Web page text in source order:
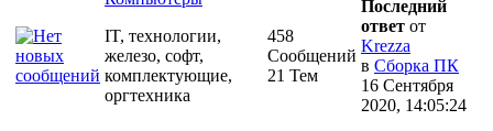
IT, технологии,
железо, софт,
комплектующие,
оргтехника
458
Сообщений
21 Тем
Последний
ответ от
Krezza
в Сборка ПК
16 Сентября
2020, 14:05:24